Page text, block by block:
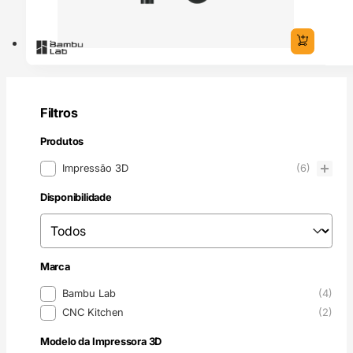
Filtros
Produtos
ProdutosImpressão 3D (6)
Disponibilidade
Disponibilidade
Disponibilidade
Marca
MarcaBambu Lab
(4)
CNC Kitchen
(2)
Modelo da Impressora 3D